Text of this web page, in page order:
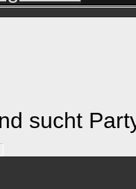
sucht